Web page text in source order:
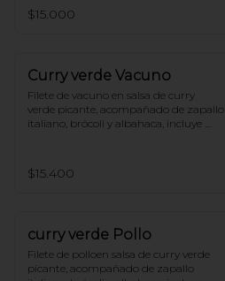
$15.000
Curry verde Vacuno
Filete de vacuno en salsa de curry
verde picante, acompañado de zapallo
italiano, brócoli y albahaca, incluye
$15.400
curry verde Pollo
Filete de polloen salsa de curry verde
picante, acompañado de zapallo